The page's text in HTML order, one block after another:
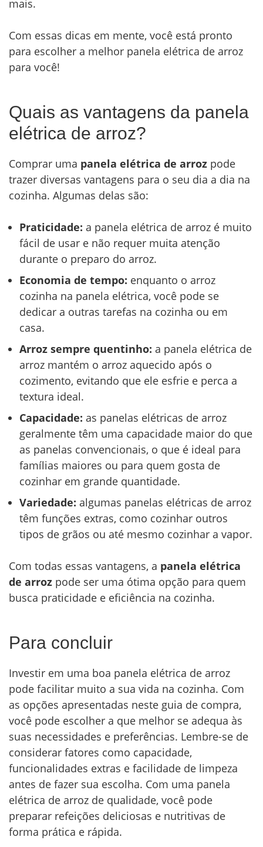
mais.
Com essas dicas em mente, você está pronto
para escolher a melhor panela elétrica de arroz
para você!
Quais as vantagens da panela
elétrica de arroz?
Comprar uma panela elétrica de arroz pode
trazer diversas vantagens para o seu dia a dia na
cozinha. Algumas delas são:
Praticidade: a panela elétrica de arroz é muito
fácil de usar e não requer muita atenção
durante o preparo do arroz.
Economia de tempo: enquanto o arroz
cozinha na panela elétrica, você pode se
dedicar a outras tarefas na cozinha ou em
casa.
Arroz sempre quentinho: a panela elétrica de
arroz mantém o arroz aquecido após o
cozimento, evitando que ele esfrie e perca a
textura ideal.
Capacidade: as panelas elétricas de arroz
geralmente têm uma capacidade maior do que
as panelas convencionais, o que é ideal para
famílias maiores ou para quem gosta de
cozinhar em grande quantidade.
Variedade: algumas panelas elétricas de arroz
têm funções extras, como cozinhar outros
tipos de grãos ou até mesmo cozinhar a vapor.
Com todas essas vantagens, a panela elétrica
de arroz pode ser uma ótima opção para quem
busca praticidade e eficiência na cozinha.
Para concluir
Investir em uma boa panela elétrica de arroz
pode facilitar muito a sua vida na cozinha. Com
as opções apresentadas neste guia de compra,
você pode escolher a que melhor se adequa às
suas necessidades e preferências. Lembre-se de
considerar fatores como capacidade,
funcionalidades extras e facilidade de limpeza
antes de fazer sua escolha. Com uma panela
elétrica de arroz de qualidade, você pode
preparar refeições deliciosas e nutritivas de
forma prática e rápida.